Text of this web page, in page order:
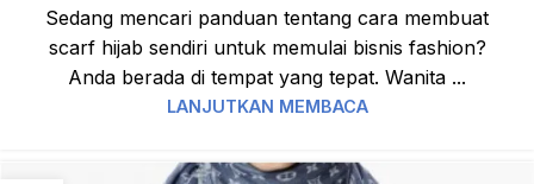
Sedang mencari panduan tentang cara membuat
scarf hijab sendiri untuk memulai bisnis fashion?
Anda berada di tempat yang tepat. Wanita ...
LANJUTKAN MEMBACA